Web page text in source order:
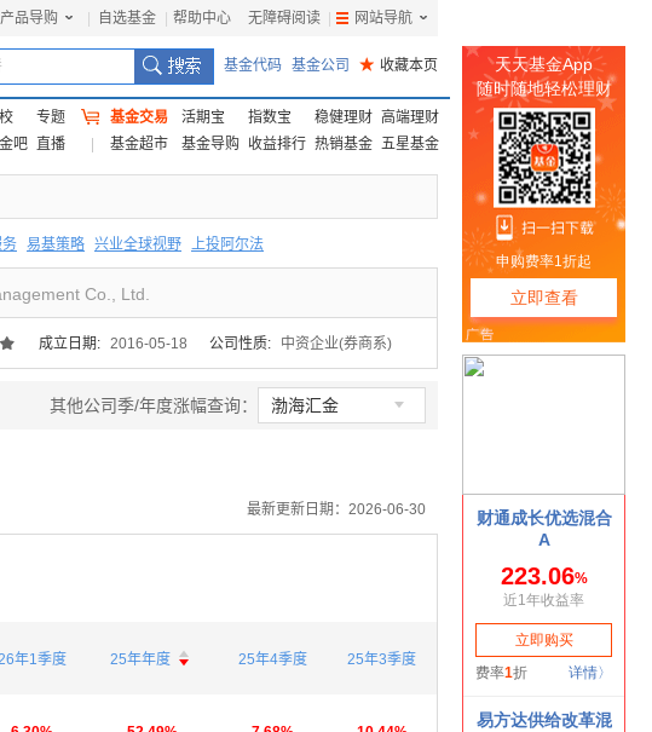
产品导购 自选基金 帮助中心 无障碍阅读 网站导航
基金代码 基金公司 ★ 收藏本页
专题
吧 直播
基金交易 活期宝 指数宝 稳健理财 高端理财
基金超市
基金导购 收益排行 热销基金 五星基金
易基策略 兴业全球视野 上投阿尔法
Co., Ltd.
 成立日期: 2016-05-18 公司性质: 中资企业(券商系)
其他公司季/年度涨幅查询： 渤海汇金 
最新更新日期：2026-06-30
年1季度 25年年度 
 25年4季度 25年3季度